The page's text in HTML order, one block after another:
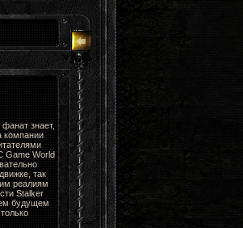
знает,
компании
Game World
так
реалиям
Stalker
будущем